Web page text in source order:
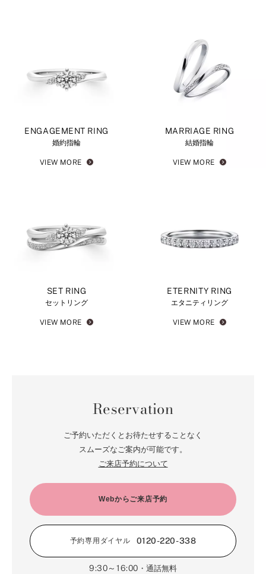
ENGAGEMENT RING
婚約指輪
VIEW MORE
MARRIAGE RING
結婚指輪
VIEW MORE
SET RING
セットリング
VIEW MORE
ETERNITY RING
エタニティリング
VIEW MORE
Reservation
ご予約いただくとお待たせすることなく
スムーズなご案内が可能です。
ご来店予約について
Webからご来店予約
予約専用ダイヤル 0120-220-338
9:30～16:00 ・通話無料